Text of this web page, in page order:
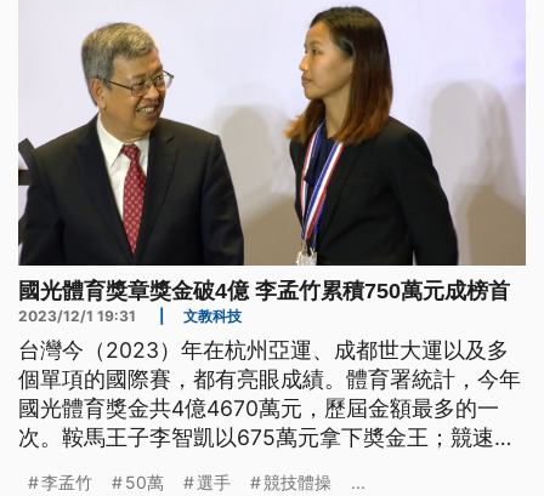
國光體育獎章獎金破4億 李孟竹累積750萬元成榜首
2023/12/1 19:31 文教科技
台灣今（2023）年在杭州亞運、成都世大運以及多
個單項的國際賽，都有亮眼成績。體育署統計，今年
國光體育獎金共4億4670萬元，歷屆金額最多的一
次。鞍馬王子李智凱以675萬元拿下奬金王；競速溜
李孟竹 50萬 選手 競技體操 ...